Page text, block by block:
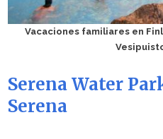
Vacaciones familiares en
Serena Water
Serena